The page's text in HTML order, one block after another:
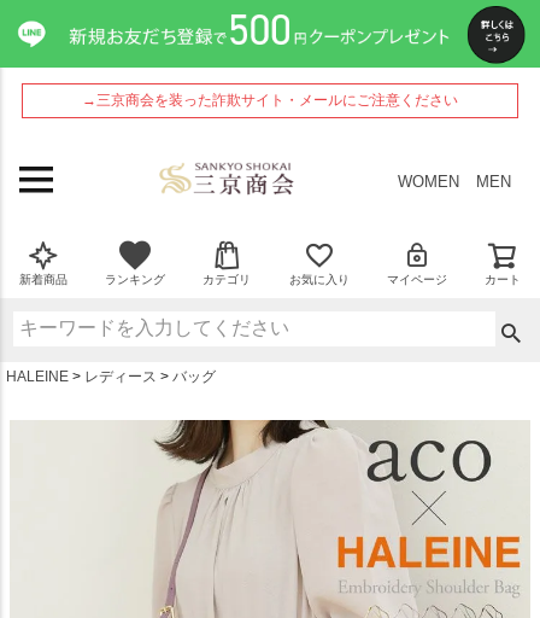
→三京商会を装った詐欺サイト・メールにご注意ください
WOMEN MEN
新着商品 ランキング カテゴリ お気に入り マイページ カート
HALEINE レディース バッグ
ペー
ジト
ップ
へ